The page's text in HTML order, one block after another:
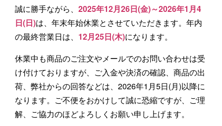
誠に勝手ながら、2025年12月26日(金)～2026年1月4
日(日)は、年末年始休業とさせていただきます。年内
の最終営業日は、 12月25日(木)になります。
休業中も商品のご注文やメールでのお問い合わせは受
け付けておりますが、ご入金や決済の確認、商品の出
荷、弊社からの回答などは、2026年1月5日(月)以降に
なります。ご不便をおかけして誠に恐縮ですが、ご理
解、ご協力のほどよろしくお願い申し上げます。